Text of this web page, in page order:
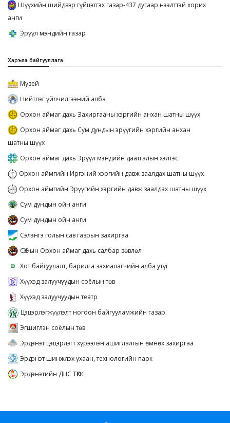
Шүүхийн шийдвэр гүйцэтгэх газар-437 дугаар нээлттэй хорих
анги
Эрүүл мэндийн газар
Харъяа байгууллага
Музей
Нийтлэг үйлчилгээний алба
Орхон аймаг дахь Захиргааны хэргийн анхан шатны шүүх
Орхон аймаг дахь Сум дундын эрүүгийн хэргийн анхан
шатны шүүх
Орхон аймаг дахь Эрүүл мэндийн даатгалын хэлтэс
Орхон аймгийн Иргэний хэргийн давж заалдах шатны шүүх
Орхон аймгийн Эрүүгийн хэргийн давж заалдах шатны шүүх
Сум дундын ойн анги
Сум дундын ойн анги
Сэлэнгэ голын сав газрын захиргаа
СӨХ-ын Орхон аймаг дахь салбар зөвлөл
Хот байгуулалт, барилга захиалагчийн алба утүг
Хүүхэд залуучуудын соёлын төв
Хүүхэд залуучуудын театр
Цэцэрлэгжүүлэлт ногоон байгууламжийн газар
Эгшиглэн соёлын төв
Эрдэнэт цэцэрлэгт хүрээлэн ашиглалтын өмнөх захиргаа
Эрдэнэт шинжлэх ухаан, технологийн парк
Эрдэнэтийн ДЦС ТӨХК